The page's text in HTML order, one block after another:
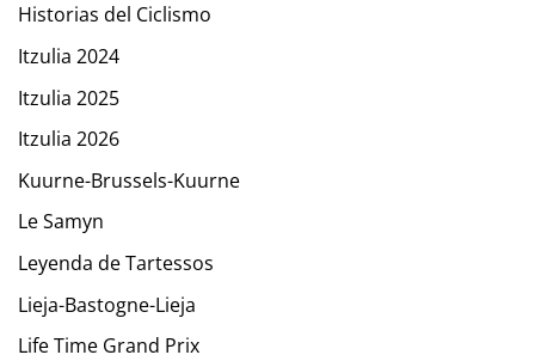
Historias del Ciclismo
Itzulia 2024
Itzulia 2025
Itzulia 2026
Kuurne-Brussels-Kuurne
Le Samyn
Leyenda de Tartessos
Lieja-Bastogne-Lieja
Life Time Grand Prix